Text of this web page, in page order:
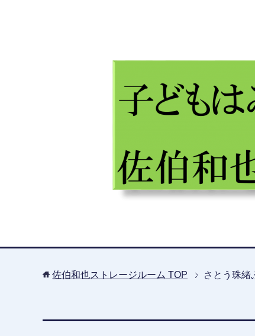
佐伯和也ストレージルーム TOP さとう珠緒